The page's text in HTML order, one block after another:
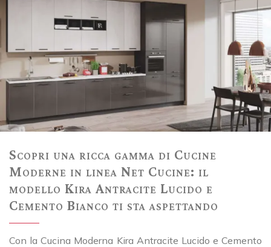
Scopri una ricca gamma di Cucine
Moderne in linea Net Cucine: il
modello Kira Antracite Lucido e
Cemento Bianco ti sta aspettando
Con la Cucina Moderna Kira Antracite Lucido e Cemento